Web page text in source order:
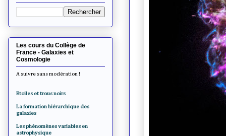
Les cours du Collège de
France - Galaxies et
Cosmologie
A suivre sans modération !
Etoiles et trous noirs
La formation hiérarchique des
galaxies
Les phénomènes variables en
astrophysique